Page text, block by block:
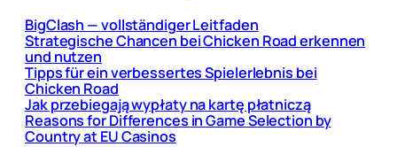
BigClash — vollständiger Leitfaden
Strategische Chancen bei Chicken Road erkennen
und nutzen
Tipps für ein verbessertes Spielerlebnis bei
Chicken Road
Jak przebiegają wypłaty na kartę płatniczą
Reasons for Differences in Game Selection by
Country at EU Casinos